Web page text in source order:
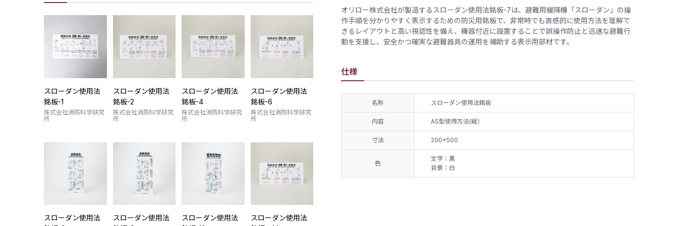
スローダン使用法
銘板-1
株式会社消防科学研究
所
スローダン使用法
銘板-2
株式会社消防科学研究
所
スローダン使用法
銘板-4
株式会社消防科学研究
所
スローダン使用法
銘板-6
株式会社消防科学研究
所
スローダン使用法
スローダン使用法
スローダン使用法
スローダン使用法
オリロー株式会社が製造するスローダン使用法銘板-7は、避難用緩降機「スローダン」の操
作手順を分かりやすく表示するための防災用銘板で、非常時でも直感的に使用方法を理解で
きるレイアウトと高い視認性を備え、機器付近に設置することで誤操作防止と迅速な避難行
動を支援し、安全かつ確実な避難器具の運用を補助する表示用部材です。
仕様
名称 スローダン使用法銘板
内容 AS型使用方法(縦）
寸法 200×500
色
文字：黒
背景：白